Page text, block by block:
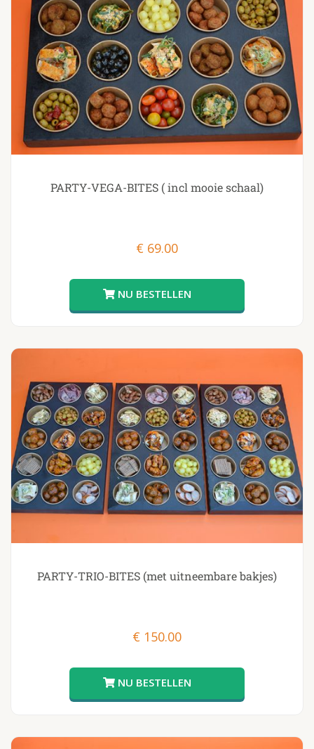
PARTY-VEGA-BITES ( incl mooie schaal)
€ 69.00
PARTY-TRIO-BITES (met uitneembare bakjes)
€ 150.00